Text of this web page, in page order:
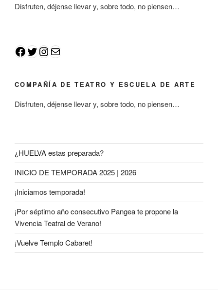
Disfruten, déjense llevar y, sobre todo, no piensen…
COMPAÑÍA DE TEATRO Y ESCUELA DE ARTE
Disfruten, déjense llevar y, sobre todo, no piensen…
¿HUELVA estas preparada?
INICIO DE TEMPORADA 2025 | 2026
¡Iniciamos temporada!
¡Por séptimo año consecutivo Pangea te propone la
Vivencia Teatral de Verano!
¡Vuelve Templo Cabaret!